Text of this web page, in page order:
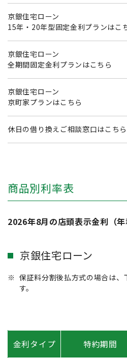
京銀住宅ローン
15年・20年型固定金利プランはこ
京銀住宅ローン
全期間固定金利プランはこちら
京銀住宅ローン
京町家プランはこちら
休日の借り換えご相談窓口はこちら
商品別利率表
2026年8月の店頭表示金利（年
京銀住宅ローン
※ 保証料分割後払方式の場合は、
す。
金利タイプ 特約期間